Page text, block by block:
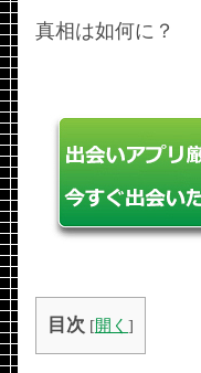
真相は如何に？
目次 [開く ]